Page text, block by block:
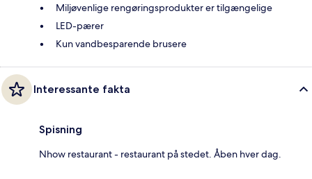
Miljøvenlige rengøringsprodukter er tilgængelige
LED-pærer
Kun vandbesparende brusere
Interessante fakta
Spisning
Nhow restaurant - restaurant på stedet. Åben hver dag.